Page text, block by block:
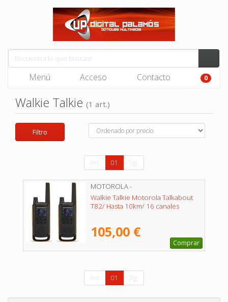
Menú Acceso Contacto 0
Walkie Talkie (1 art.)
Filtro
Ant. 01 Sig.
MOTOROLA -
Walkie Talkie Motorola Talkabout
T82/ Hasta 10km/ 16 canales
105,00 €
Comprar
Ant. 01 Sig.